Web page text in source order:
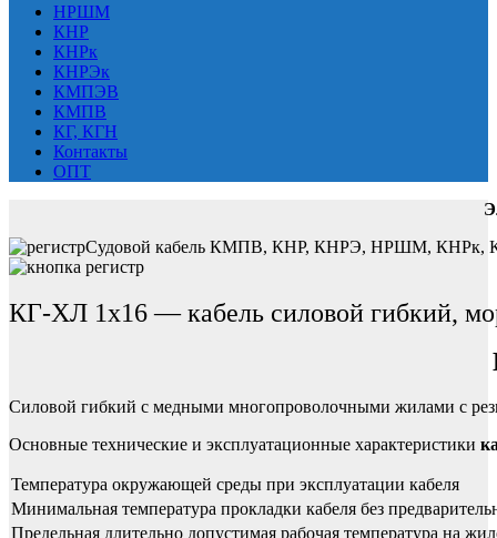
НРШМ
КНР
КНРк
КНРЭк
КМПЭВ
КМПВ
КГ, КГН
Контакты
ОПТ
Судовой кабель КМПВ, КНР, КНРЭ, НРШМ, КНРк,
КГ-ХЛ 1х16 — кабель силовой гибкий,
Cиловой гибкий с медными многопроволочными жилами с
Основные технические и эксплуатационные характеристики
Температура окружающей среды при эксплуатации кабеля
Минимальная температура прокладки кабеля без
Предельная длительно допустимая рабочая температура на